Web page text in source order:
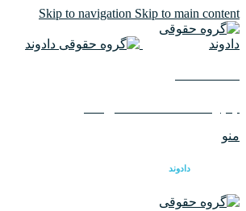
Skip to navigation Skip to main content
منو
دادوند